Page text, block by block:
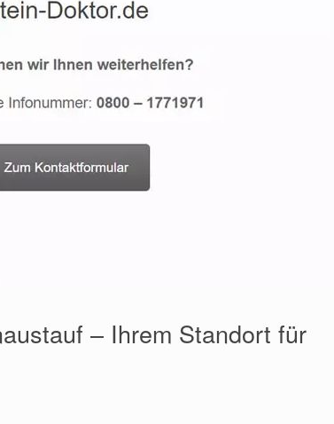
– Ihrem Standort für